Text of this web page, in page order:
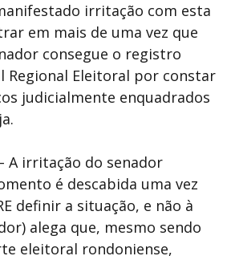
irritação com esta
em mais de uma vez que
consegue o registro
Regional Eleitoral por constar
judicialmente enquadrados
A irritação do senador
é descabida uma vez
definir a situação, e não à
alega que, mesmo sendo
eleitoral rondoniense,